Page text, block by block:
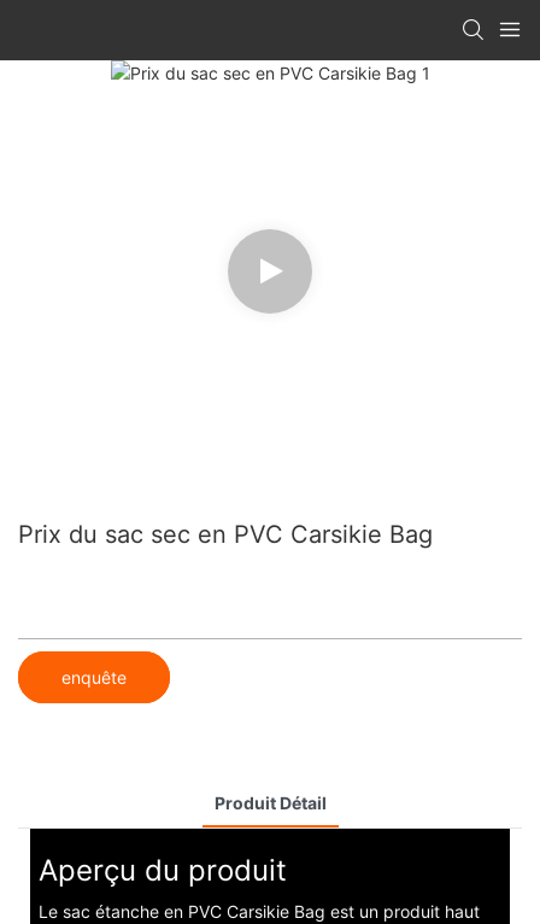
Prix ​​​​du sac sec en PVC Carsikie Bag
enquête
Produit Détail
Aperçu du produit
Le sac étanche en PVC Carsikie Bag est un produit haut